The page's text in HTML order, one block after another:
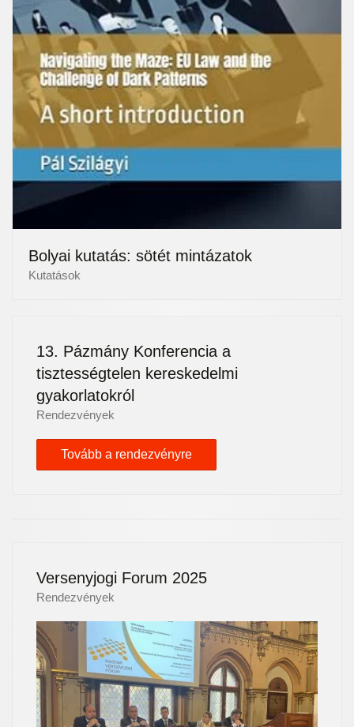
Bolyai kutatás: sötét mintázatok
Kutatások
13. Pázmány Konferencia a
tisztességtelen kereskedelmi
gyakorlatokról
Rendezvények
Tovább a rendezvényre
Versenyjogi Forum 2025
Rendezvények